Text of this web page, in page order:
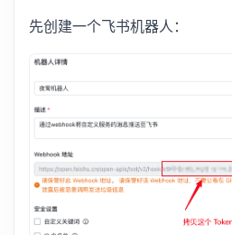
先创建一个飞书机器人：